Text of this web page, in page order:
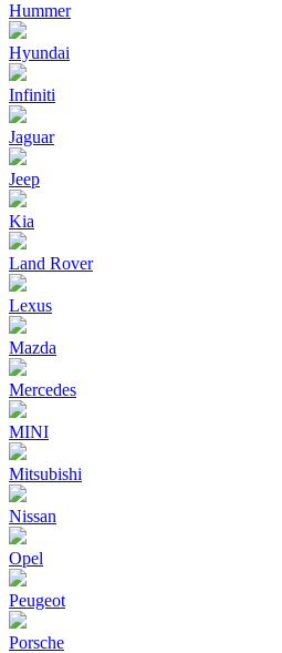
Hummer
Hyundai
Infiniti
Jaguar
Jeep
Kia
Land Rover
Lexus
Mazda
Mercedes
MINI
Mitsubishi
Nissan
Opel
Peugeot
Porsche